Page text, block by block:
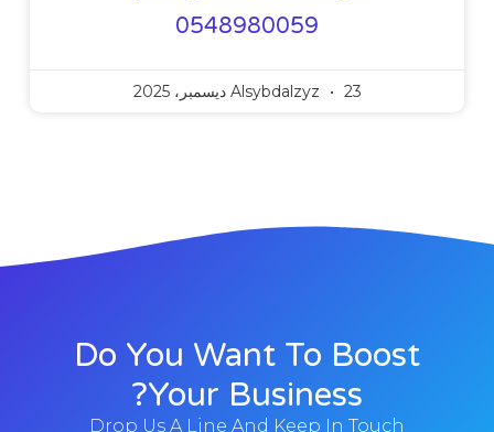
0548980059
Alsybdalzyz 23 ديسمبر، 2025
Do You Want To Boost
Your Business?
Drop Us A Line And Keep In Touch